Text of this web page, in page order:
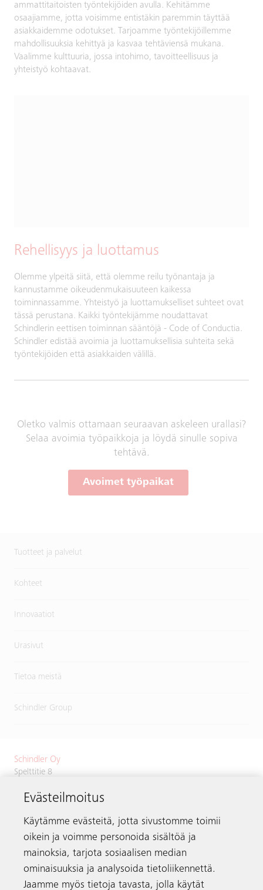
ammattitaitoisten työntekijöiden avulla. Kehitämme
osaajiamme, jotta voisimme entistäkin paremmin täyttää
asiakkaidemme odotukset. Tarjoamme työntekijöillemme
mahdollisuuksia kehittyä ja kasvaa tehtäviensä mukana.
Vaalimme kulttuuria, jossa intohimo, tavoitteellisuus ja
yhteistyö kohtaavat.
Rehellisyys ja luottamus
Olemme ylpeitä siitä, että olemme reilu työnantaja ja
kannustamme oikeudenmukaisuuteen kaikessa
toiminnassamme. Yhteistyö ja luottamukselliset suhteet ovat
tässä perustana. Kaikki työntekijämme noudattavat
Schindlerin eettisen toiminnan sääntöjä - Code of Conductia.
Schindler edistää avoimia ja luottamuksellisia suhteita sekä
työntekijöiden että asiakkaiden välillä.
Oletko valmis ottamaan seuraavan askeleen urallasi?
Selaa avoimia työpaikkoja ja löydä sinulle sopiva
tehtävä.
Avoimet työpaikat
Tuotteet ja palvelut
Kohteet
Innovaatiot
Urasivut
Tietoa meistä
Schindler Group
Schindler Oy
Spelttitie 8
schindler.fi@schindler.com
Hissien vikailmoitukset:0203 20500
Evästeilmoitus
Käytämme evästeitä, jotta sivustomme toimii
oikein ja voimme personoida sisältöä ja
mainoksia, tarjota sosiaalisen median
ominaisuuksia ja analysoida tietoliikennettä.
Jaamme myös tietoja tavasta, jolla käytät